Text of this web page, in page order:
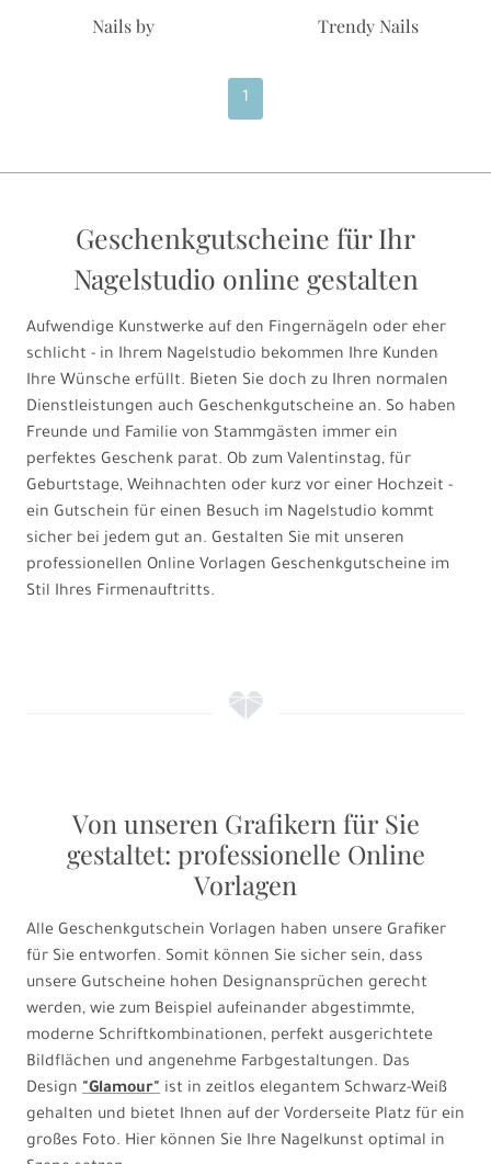
Nails by Trendy Nails
1
Geschenkgutscheine für Ihr
Nagelstudio online gestalten
Aufwendige Kunstwerke auf den Fingernägeln oder eher
schlicht - in Ihrem Nagelstudio bekommen Ihre Kunden
Ihre Wünsche erfüllt. Bieten Sie doch zu Ihren normalen
Dienstleistungen auch Geschenkgutscheine an. So haben
Freunde und Familie von Stammgästen immer ein
perfektes Geschenk parat. Ob zum Valentinstag, für
Geburtstage, Weihnachten oder kurz vor einer Hochzeit -
ein Gutschein für einen Besuch im Nagelstudio kommt
sicher bei jedem gut an. Gestalten Sie mit unseren
professionellen Online Vorlagen Geschenkgutscheine im
Stil Ihres Firmenauftritts.
f
Von unseren Grafikern für Sie
gestaltet: professionelle Online
Vorlagen
Alle Geschenkgutschein Vorlagen haben unsere Grafiker
für Sie entworfen. Somit können Sie sicher sein, dass
unsere Gutscheine hohen Designansprüchen gerecht
werden, wie zum Beispiel aufeinander abgestimmte,
moderne Schriftkombinationen, perfekt ausgerichtete
Bildflächen und angenehme Farbgestaltungen. Das
Design "Glamour" ist in zeitlos elegantem Schwarz-Weiß
gehalten und bietet Ihnen auf der Vorderseite Platz für ein
großes Foto. Hier können Sie Ihre Nagelkunst optimal in